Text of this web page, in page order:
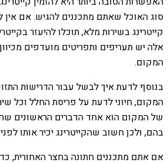
סוג האוכל שאתם מתכננים להגיש. אם
קייטרינג בשירות מלא, תוכלו להיעזר
אלה יש תעריפים ותפריטים מועדפים
המקום.
בנוסף לדעת איך לבשל עבור הדרישות
המקום, חיוני לדעת על פריסת החלל וכל
של המקום הוא אחד הדברים הראשונים
בהם, ולכן חשוב שהקייטרינג יכיר אותו
אם אתם מתכננים חתונה בחצר האחורית,